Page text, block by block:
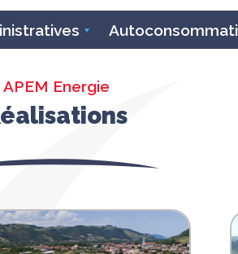
APEM Energie